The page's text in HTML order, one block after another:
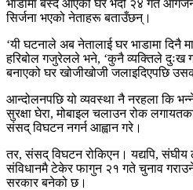
भाडामा बस्दै आएको घर भदौ २४ गते
सिर्जना भएको नेताहरू बताउँछन्।
‘यी घटनाले अब नेतालाई घर भाडामा दिनै
हरिबोल गजुरेलले भने, ‘कुनै व्यक्तिले दुःख
बनाएको घर खोजीखोजी जलाइदिएपछि
आन्दोलनपछि यो व्यवस्था नै नरहला कि
सुरक्षा घेरा, मोबाइल चलाउन रोक
संसद् विघटन नगर्न आह्वान गरे।
तर, संसद् विघटन रोकिएन। यद्यपि, संघीय
संविधानमै टेकेर फागुन २१ गते चुनाव
सरकार बनेको छ।